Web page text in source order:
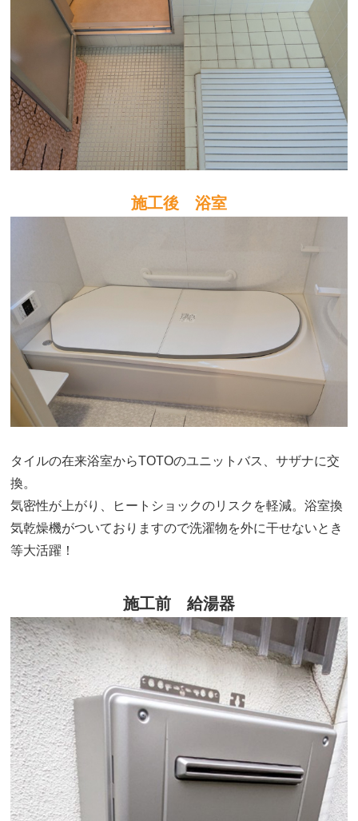
施工後 浴室
タイルの在来浴室からTOTOのユニットバス、サザナに交
換。
気密性が上がり、ヒートショックのリスクを軽減。浴室換
気乾燥機がついておりますので洗濯物を外に干せないとき
等大活躍！
施工前 給湯器